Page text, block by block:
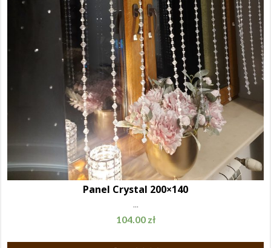
Panel Crystal 200×140
...
104.00 zł